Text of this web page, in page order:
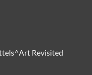
Revisited